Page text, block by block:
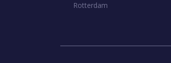
Rotterdam